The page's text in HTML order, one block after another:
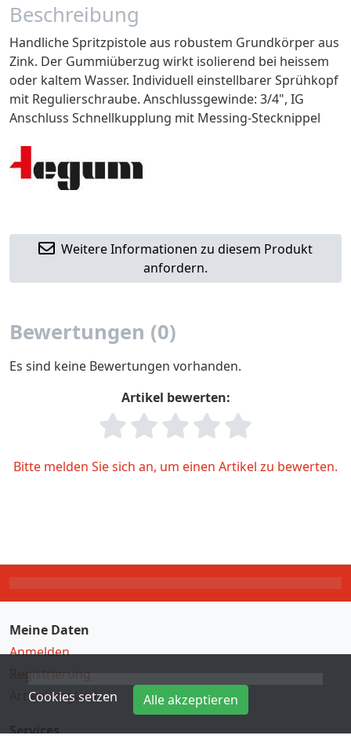
Beschreibung
Handliche Spritzpistole aus robustem Grundkörper aus
Zink. Der Gummiüberzug wirkt isolierend bei heissem
oder kaltem Wasser. Individuell einstellbarer Sprühkopf
mit Regulierschraube. Anschlussgewinde: 3/4", IG
Anschluss Schnellkupplung mit Messing-Stecknippel
Weitere Informationen zu diesem Produkt
anfordern.
Bewertungen (0)
Es sind keine Bewertungen vorhanden.
Artikel bewerten:
Bitte melden Sie sich an, um einen Artikel zu bewerten.
Meine Daten
Anmelden
Registrierung
Artikelvergleich
Services
Cookies setzen Alle akzeptieren